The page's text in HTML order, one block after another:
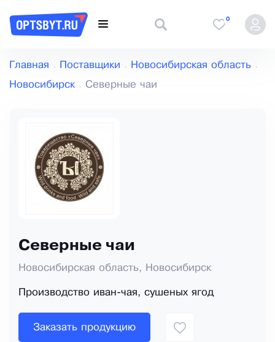
0
Главная Поставщики Новосибирская область
Новосибирск Северные чаи
Северные чаи
Новосибирская область, Новосибирск
Производство иван-чая, сушеных ягод
Заказать продукцию